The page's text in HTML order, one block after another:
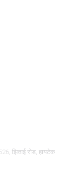
झिताई रोड, हायटेक